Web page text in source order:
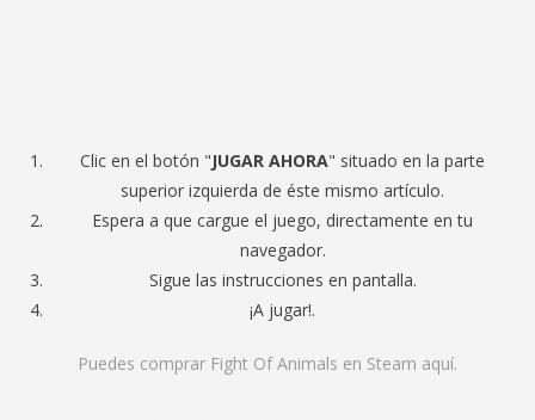
Clic en el botón "JUGAR AHORA" situado en la parte
superior izquierda de éste mismo artículo.
Espera a que cargue el juego, directamente en tu
navegador.
Sigue las instrucciones en pantalla.
¡A jugar!.
Puedes comprar Fight Of Animals en Steam aquí.